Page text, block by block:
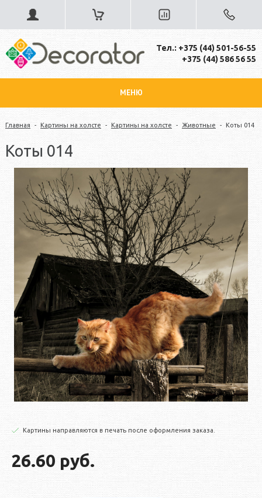
Тел.: +375 (44) 501-56-55
+375 (44) 586 56 55
МЕНЮ
Главная - Картины на холсте - Картины на холсте - Животные - Коты 014
Коты 014
Картины направляются в печать после оформления заказа.
26.60 руб.